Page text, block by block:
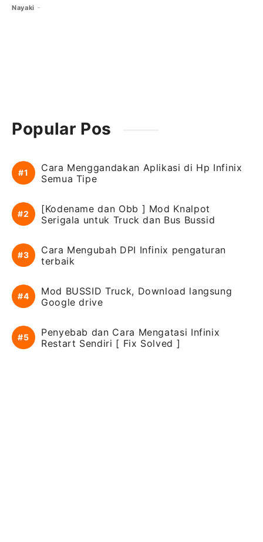
Nayaki
Popular Pos
Cara Menggandakan Aplikasi di Hp Infinix
Semua Tipe
[Kodename dan Obb ] Mod Knalpot
Serigala untuk Truck dan Bus Bussid
Cara Mengubah DPI Infinix pengaturan
terbaik
Mod BUSSID Truck, Download langsung
Google drive
Penyebab dan Cara Mengatasi Infinix
Restart Sendiri [ Fix Solved ]